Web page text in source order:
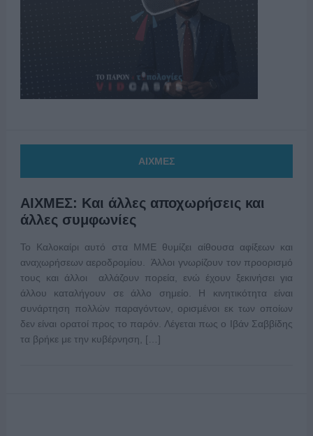
ΑΙΧΜΕΣ
ΑΙΧΜΕΣ: Και άλλες αποχωρήσεις και
άλλες συμφωνίες
Το Καλοκαίρι αυτό στα ΜΜΕ θυμίζει αίθουσα αφίξεων και
αναχωρήσεων αεροδρομίου. Άλλοι γνωρίζουν τον προορισμό
τους και άλλοι αλλάζουν πορεία, ενώ έχουν ξεκινήσει για
άλλου καταλήγουν σε άλλο σημείο. Η κινητικότητα είναι
συνάρτηση πολλών παραγόντων, ορισμένοι εκ των οποίων
δεν είναι ορατοί προς το παρόν. Λέγεται πως ο Ιβάν Σαββίδης
τα βρήκε με την κυβέρνηση, […]